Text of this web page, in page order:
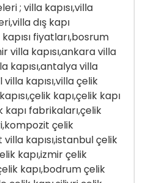
; villa kapısı,villa
dış kapı
fiyatları,bosrum
villa kapısı,ankara villa
kapısı,antalya villa
villa kapısı,villa çelik
kapı,çelik kapı
fabrikaları,çelik
çelik
kapısı,istanbul çelik
kapı,izmir çelik
kapı,bodrum çelik